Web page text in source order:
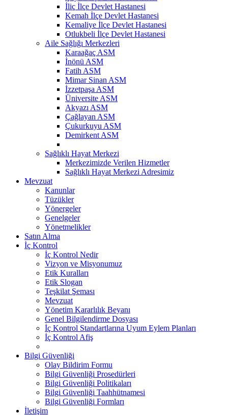
İliç İlçe Devlet Hastanesi
Kemah İlçe Devlet Hastanesi
Kemaliye İlçe Devlet Hastanesi
Otlukbeli İlçe Devlet Hastanesi
Aile Sağlığı Merkezleri
Karaağaç ASM
İnönü ASM
Fatih ASM
Mimar Sinan ASM
İzzetpaşa ASM
Üniversite ASM
Akyazı ASM
Çağlayan ASM
Çukurkuyu ASM
Demirkent ASM
Sağlıklı Hayat Merkezi
Merkezimizde Verilen Hizmetler
Sağlıklı Hayat Merkezi Adresimiz
Mevzuat
Kanunlar
Tüzükler
Yönergeler
Genelgeler
Yönetmelikler
Satın Alma
İç Kontrol
İç Kontrol Nedir
Vizyon ve Misyonumuz
Etik Kuralları
Etik Slogan
Teşkilat Şeması
Mevzuat
Yönetim Kararlılık Beyanı
Genel Bilgilendirme Dosyası
İç Kontrol Standartlarına Uyum Eylem Planları
İç Kontrol Afiş
Bilgi Güvenliği
Olay Bildirim Formu
Bilgi Güvenliği Prosedürleri
Bilgi Güvenliği Politikaları
Bilgi Güvenliği Taahhütnamesi
Bilgi Güvenliği Formları
İletişim